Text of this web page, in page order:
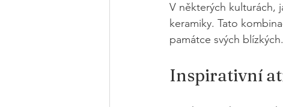
V některých kulturách,
keramiky. Tato
památce svých blízkých.
Inspirativní